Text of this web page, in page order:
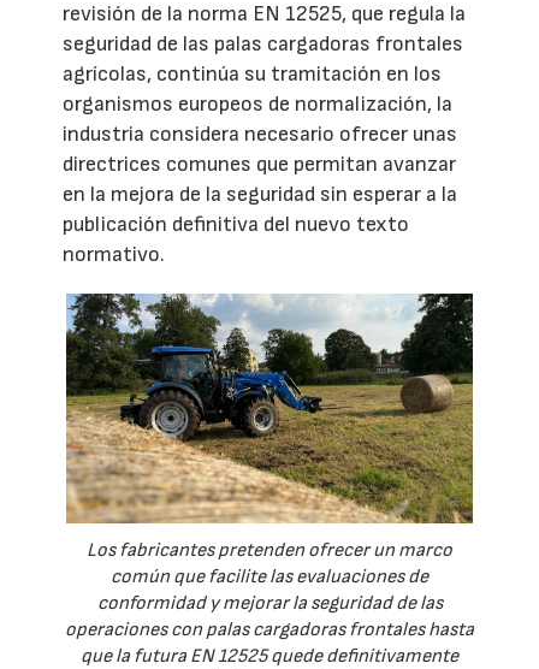
revisión de la norma EN 12525, que regula la
seguridad de las palas cargadoras frontales
agrícolas, continúa su tramitación en los
organismos europeos de normalización, la
industria considera necesario ofrecer unas
directrices comunes que permitan avanzar
en la mejora de la seguridad sin esperar a la
publicación definitiva del nuevo texto
normativo.
Los fabricantes pretenden ofrecer un marco
común que facilite las evaluaciones de
conformidad y mejorar la seguridad de las
operaciones con palas cargadoras frontales hasta
que la futura EN 12525 quede definitivamente